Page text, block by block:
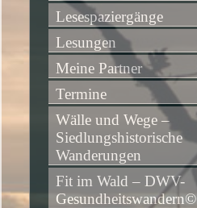
Lesespaziergänge
Lesungen
Meine Partner
Termine
Wälle und Wege –
Siedlungshistorische
Wanderungen
Fit im Wald – DWV-
Gesundheitswandern©